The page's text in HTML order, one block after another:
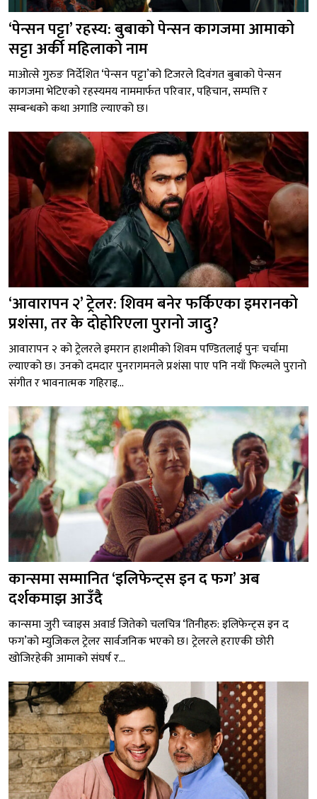
‘पेन्सन पट्टा’ रहस्य: बुबाको पेन्सन कागजमा आमाको
सट्टा अर्की महिलाको नाम
माओत्से गुरुङ निर्देशित ‘पेन्सन पट्टा’को टिजरले दिवंगत बुबाको पेन्सन
कागजमा भेटिएको रहस्यमय नाममार्फत परिवार, पहिचान, सम्पत्ति र
सम्बन्धको कथा अगाडि ल्याएको छ।
‘आवारापन २’ ट्रेलर: शिवम बनेर फर्किएका इमरानको
प्रशंसा, तर के दोहोरिएला पुरानो जादु?
आवारापन २ को ट्रेलरले इमरान हाशमीको शिवम पण्डितलाई पुनः चर्चामा
ल्याएको छ। उनको दमदार पुनरागमनले प्रशंसा पाए पनि नयाँ फिल्मले पुरानो
संगीत र भावनात्मक गहिराइ...
कान्समा सम्मानित ‘इलिफेन्ट्स इन द फग’ अब
दर्शकमाझ आउँदै
कान्समा जुरी च्वाइस अवार्ड जितेको चलचित्र ‘तिनीहरु: इलिफेन्ट्स इन द
फग’को म्युजिकल ट्रेलर सार्वजनिक भएको छ। ट्रेलरले हराएकी छोरी
खोजिरहेकी आमाको संघर्ष र...